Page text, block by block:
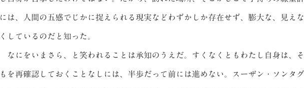
には、人間の五感でじかに捉えられる現実などわずかしか存在せず、膨大な、見え
くしているのだと知った。
なにをいまさら、と笑われることは承知のうえだ。すくなくともわたし自身は、
もを再確認しておくことなしには、半歩だって前には進めない。スーザン・ソンタ